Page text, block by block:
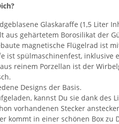
Glaskaraffe (1,5 Liter
aus gehärtetem Borosilikat der
magnetische Flügelrad ist
ist spülmaschinenfest, inklusive
reinem Porzellan ist der
Designs der Basis.
kannst Du sie dank des
vorhandenen Stecker
kommt in einer schönen Box zu